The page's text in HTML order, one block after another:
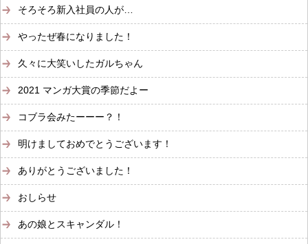
そろそろ新入社員の人が…
やったぜ春になりました！
久々に大笑いしたガルちゃん
2021 マンガ大賞の季節だよー
コブラ会みたーーー？！
明けましておめでとうございます！
ありがとうございました！
おしらせ
あの娘とスキャンダル！